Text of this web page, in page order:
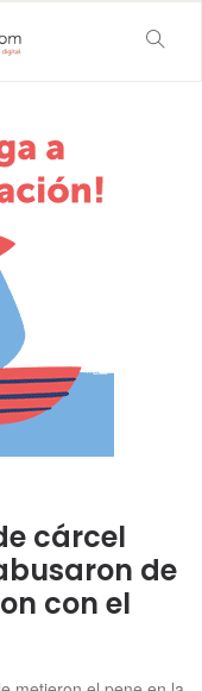
cárcel
de
con el